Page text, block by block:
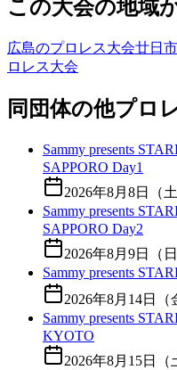
この大会の地域
広島のプロレス大会廿日
ロレス大会
同団体の他プロ
Sammy presents
SAPPORO Day1
2026年8月8日（土
Sammy presents
SAPPORO Day2
2026年8月9日（日
Sammy presents
2026年8月14日（
Sammy presents
KYOTO
2026年8月15日（